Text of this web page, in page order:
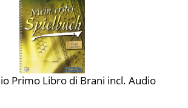
Primo Libro di Brani incl. Audio